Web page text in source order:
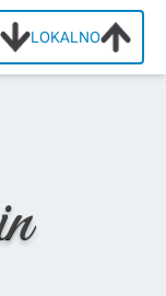
LOKALNO